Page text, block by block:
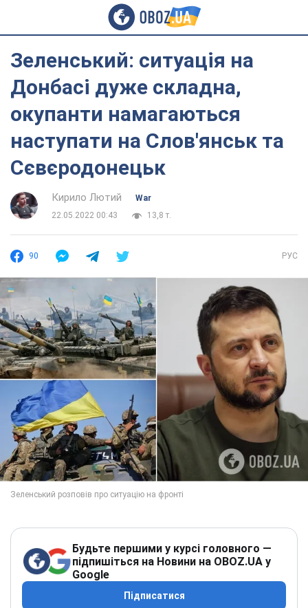
Зеленський: ситуація на
Донбасі дуже складна,
окупанти намагаються
наступати на Слов'янськ та
Сєвєродонецьк
Кирило Лютий
War
22.05.2022 00:43
13,8 т.
90 РУС
Будьте першими у курсі головного —
підпишіться на Новини на OBOZ.UA у
Google
Підписатися